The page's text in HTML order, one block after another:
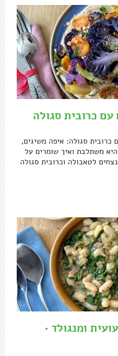
כרובית סגולה
סגולה: איפה משיגים,
משתלבת ואיך שומרים על
לטאבולה וכרובית סגולה
ומנגולד •